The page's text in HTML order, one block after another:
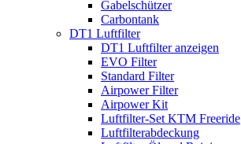
Gabelschützer
Carbontank
DT1 Luftfilter
DT1 Luftfilter anzeigen
EVO Filter
Standard Filter
Airpower Filter
Airpower Kit
Luftfilter-Set KTM Freeride
Luftfilterabdeckung